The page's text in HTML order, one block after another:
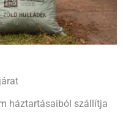
háztartásaiból szállítja